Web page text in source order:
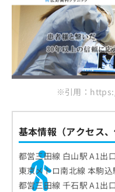
※引用：
基本情報（アクセス、
都営三田線 白山駅 A1出
東京メトロ南北線 本駒
都営三田線 千石駅 A1出